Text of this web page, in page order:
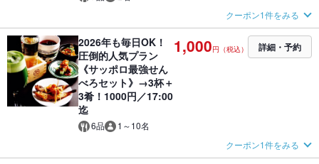
クーポン1件をみる
2026年も毎日OK！
圧倒的人気プラン
《サッポロ最強せん
べろセット》→3杯＋
3肴！1000円／17:00
迄
6品 1～10名
1,000円（税込） 詳細・予約
クーポン1件をみる